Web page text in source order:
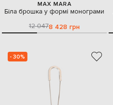
MAX MARA
Біла брошка у формі монограми
12 0478 428 грн
- 30%